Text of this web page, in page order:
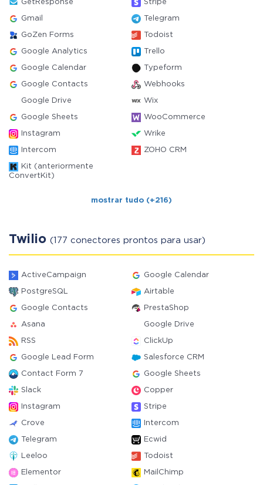
GetResponse Stripe
Gmail Telegram
GoZen Forms Todoist
Google Analytics Trello
Google Calendar Typeform
Google Contacts Webhooks
Google Drive Wix
Google Sheets WooCommerce
Instagram Wrike
Intercom ZOHO CRM
Kit (anteriormente
ConvertKit)
mostrar tudo (+216)
Twilio (177 conectores prontos para usar)
ActiveCampaign Google Calendar
PostgreSQL Airtable
Google Contacts PrestaShop
Asana Google Drive
RSS ClickUp
Google Lead Form Salesforce CRM
Contact Form 7 Google Sheets
Slack Copper
Instagram Stripe
Crove Intercom
Telegram Ecwid
Leeloo Todoist
Elementor MailChimp